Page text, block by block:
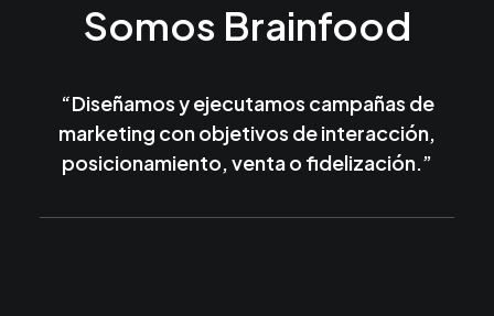
Somos Brainfood
“Diseñamos y ejecutamos campañas de
marketing con objetivos de interacción,
posicionamiento, venta o fidelización.”